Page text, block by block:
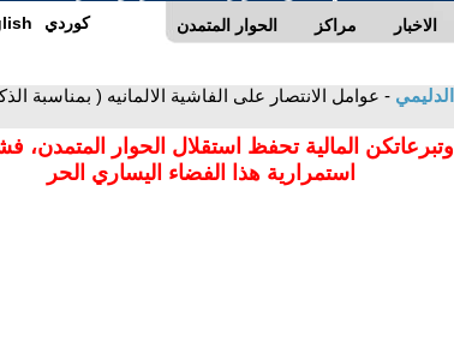
الحوار المتمدن مراكز الاخبار كوردي
المالية تحفظ استقلال الحوار المتمدن،
استمرارية هذا الفضاء اليساري الحر